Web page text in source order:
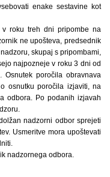
enake sestavine kot
v roku treh dni pripombe na
ne upošteva, predsednik
skupaj s pripombami,
najpozneje v roku 3 dni od
poročila obravnava
osnutku poročila izjaviti, na
odbora. Po podanih izjavah
nadzorni odbor sprejeti
Usmeritve mora upoštevati
nadzornega odbora.